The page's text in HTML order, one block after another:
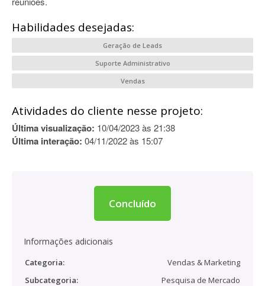
Habilidades desejadas:
Geração de Leads
Suporte Administrativo
Vendas
Atividades do cliente nesse projeto:
Última visualização: 10/04/2023 às 21:38
Última interação: 04/11/2022 às 15:07
Concluído
Informações adicionais
Categoria:
Vendas & Marketing
Subcategoria:
Pesquisa de Mercado